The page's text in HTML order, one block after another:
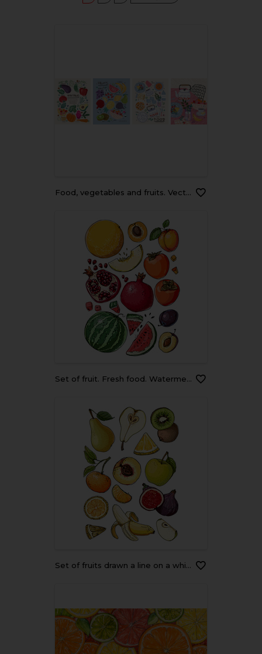
Food, vegetables and fruits. Vector illustrations: dishes, kiwi, broccoli, pumpkin, eggplant, avocado, pear, tomato, teapot, still life on the table, etc. Drawings for poster, card or background
Set of fruit. Fresh food. Watermelon, cantaloupe, pomegranate, apricot, persimmon line drawn on a white background. Vector illustration.
Set of fruits drawn a line on a white background. Vector sketch. Sketch line. Apple, pear, peach, lemon, orange, lime, Tangerine, kiwi, figs, banana